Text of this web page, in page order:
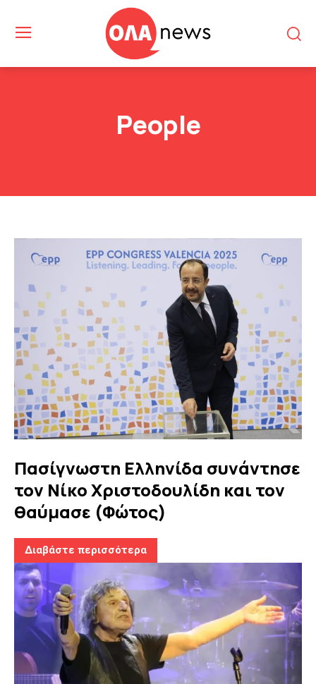
People
Πασίγνωστη Ελληνίδα συνάντησε
τον Νίκο Χριστοδουλίδη και τον
θαύμασε (Φώτος)
Διαβάστε περισσότερα